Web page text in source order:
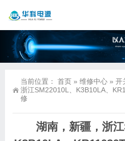
当前位置： 首页 » 维修中心 » 开
浙江SM22010L、K3B10LA、
修
湖南，新疆，浙江